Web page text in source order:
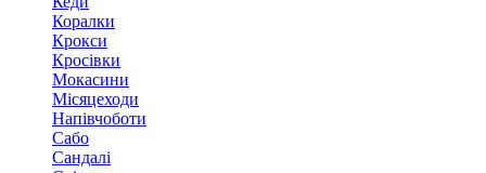
Коралки
Крокси
Кросівки
Мокасини
Місяцеходи
Напівчоботи
Сабо
Сандалі